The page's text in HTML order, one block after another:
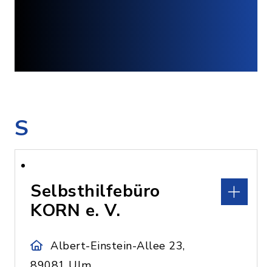
S
Selbsthilfebüro
KORN e. V.
Albert-Einstein-Allee 23,